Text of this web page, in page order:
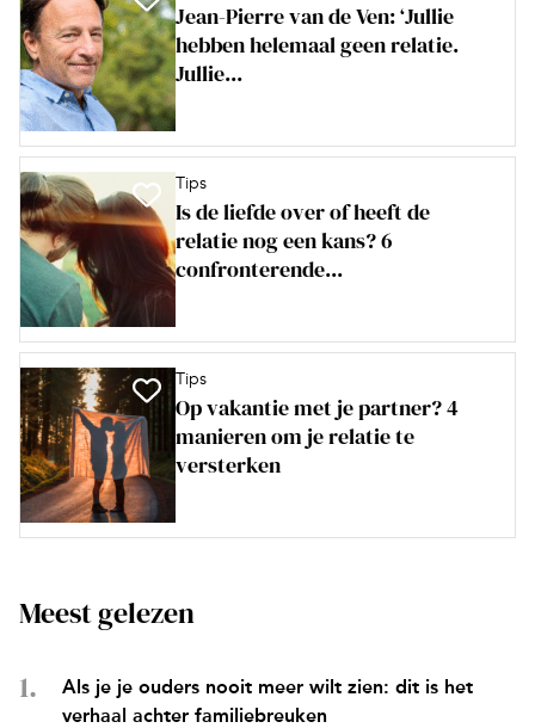
Jean-Pierre van de Ven: ‘Jullie
hebben helemaal geen relatie.
Jullie...
Tips
Is de liefde over of heeft de
relatie nog een kans? 6
confronterende...
Tips
Op vakantie met je partner? 4
manieren om je relatie te
versterken
Meest gelezen
Als je je ouders nooit meer wilt zien: dit is het
verhaal achter familiebreuken